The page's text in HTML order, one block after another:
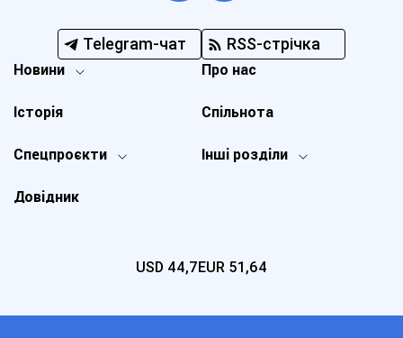
Telegram-чат RSS-стрічка
Новини
Спецпроєкти Інші розділи
Історія
Про нас
Довідник
Спільнота
USD 44,7EUR 51,64